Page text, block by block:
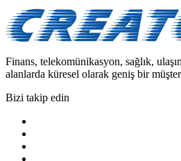
Finans, telekomünikasyon, sağlık,
alanlarda küresel olarak geniş bir
Bizi takip edin